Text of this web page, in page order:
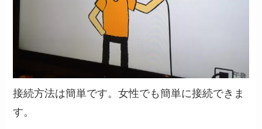
接続方法は簡単です。女性でも簡単に接続できま
す。